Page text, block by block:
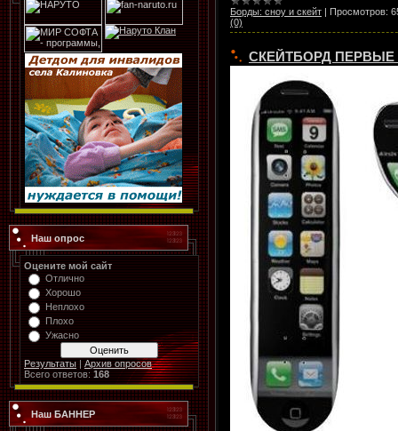
Наш опрос
Оцените мой сайт
Отлично
Хорошо
Неплохо
Плохо
Ужасно
Результаты | Архив опросов
Всего ответов: 168
Наш БАННЕР
Борды: сноу и скейт | Просмотров:
(0)
СКЕЙТБОРД ПЕРВЫЕ